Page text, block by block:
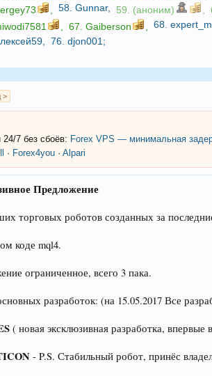
58.Gunnar, 59. (аноним)
67.Gaiberson 68.
76.djon001 ;
>
7 без сбоёв: Forex VPS — минимальная
· Forex4you ·Alpari
Предложение
торговых роботов созданных за
коде mql4.
ограниченное, всего 3 пака.
разработок: (на 15.05.2017 Все
( новая эксклюзивная разработка,
- P.S. Стабильный робот, принёс